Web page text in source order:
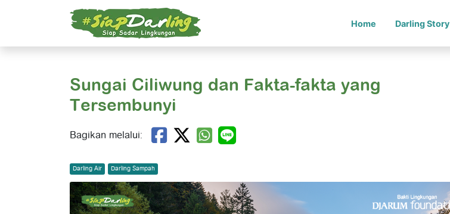
Home Darling Story
Sungai Ciliwung dan Fakta-fakta yang
Tersembunyi
Bagikan melalui:
Darling Air Darling Sampah